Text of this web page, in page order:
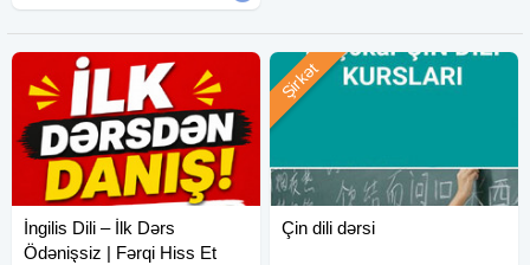
İngilis Dili – İlk Dərs
Ödənişsiz | Fərqi Hiss Et
Çin dili dərsi
Şirkət